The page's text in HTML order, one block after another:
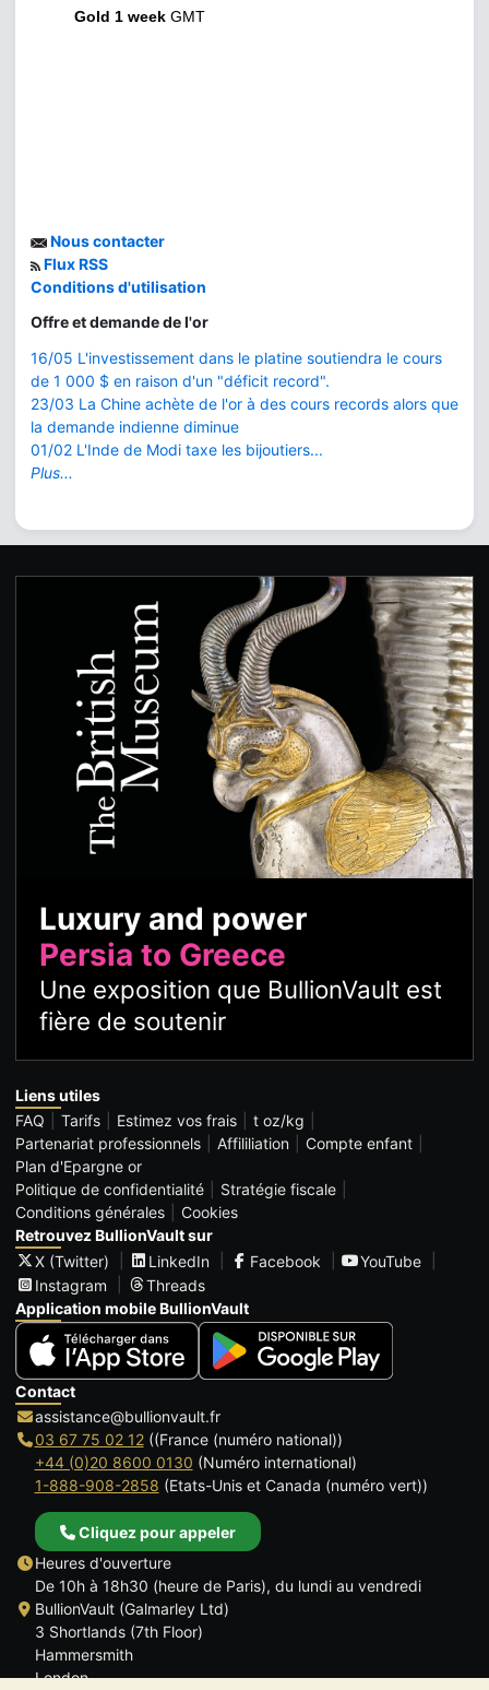
Gold 1 week GMT
Nous contacter
Flux RSS
Conditions d'utilisation
Offre et demande de l'or
16/05 L'investissement dans le platine soutiendra le cours
de 1 000 $ en raison d'un "déficit record".
23/03 La Chine achète de l'or à des cours records alors que
la demande indienne diminue
01/02 L'Inde de Modi taxe les bijoutiers...
Plus...
Luxury and power
Persia to Greece
Une exposition que BullionVault est
fière de soutenir
Liens utiles
FAQ
Tarifs Estimez vos frais
t oz/kg
Partenariat professionnels
Affililiation
Compte enfant
Plan d'Epargne or
Politique de confidentialité
Stratégie fiscale
Conditions générales
Cookies
Retrouvez BullionVault sur
X (Twitter)
LinkedIn Facebook
YouTube
Instagram
Threads
Application mobile BullionVault
Contact
assistance@bullionvault.fr
03 67 75 02 12((France (numéro national))
+44 (0)20 8600 0130 (Numéro international)
1-888-908-2858 (Etats-Unis et Canada (numéro vert))
Cliquez pour appeler
Heures d'ouverture
De 10h à 18h30 (heure de Paris), du lundi au vendredi
BullionVault (Galmarley Ltd)
3 Shortlands (7th Floor)
Hammersmith
London